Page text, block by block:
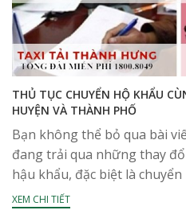
THỦ TỤC CHUYỂN HỘ KHẨU
HUYỆN VÀ THÀNH PHỐ
Bạn không thể bỏ qua bài
đang trải qua những thay
hậu khẩu, đặc biệt là chuyển
XEM CHI TIẾT